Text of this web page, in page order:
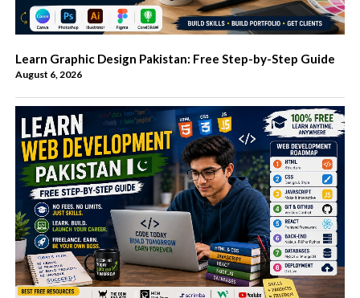
Learn Graphic Design Pakistan: Free Step-by-Step Guide
August 6, 2026